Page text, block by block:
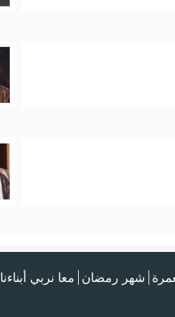
شهر رمضان معا نربي أبناءنا